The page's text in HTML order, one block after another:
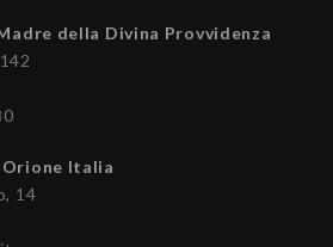
della Divina Provvidenza
Orione Italia
14